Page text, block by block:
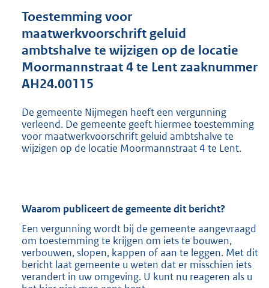
o
t
t
0
8
K
b
Toestemming voor
maatwerkvoorschrift geluid
ambtshalve te wijzigen op de locatie
Moormannstraat 4 te Lent zaaknummer
AH24.00115
De gemeente Nijmegen heeft een vergunning
verleend. De gemeente geeft hiermee toestemming
voor maatwerkvoorschrift geluid ambtshalve te
wijzigen op de locatie Moormannstraat 4 te Lent.
Waarom publiceert de gemeente dit bericht?
Een vergunning wordt bij de gemeente aangevraagd
om toestemming te krijgen om iets te bouwen,
verbouwen, slopen, kappen of aan te leggen. Met dit
bericht laat gemeente u weten dat er misschien iets
verandert in uw omgeving. U kunt nu reageren als u